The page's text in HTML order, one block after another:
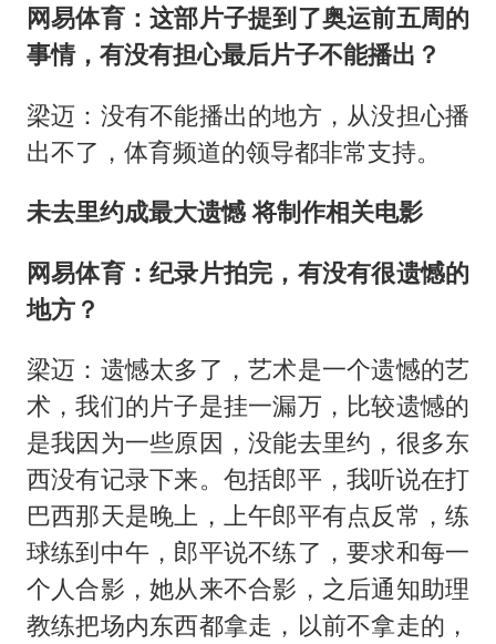
网易体育：这部片子提到了奥运前五周的
事情，有没有担心最后片子不能播出？
梁迈：没有不能播出的地方，从没担心播
出不了，体育频道的领导都非常支持。
未去里约成最大遗憾 将制作相关电影
网易体育：纪录片拍完，有没有很遗憾的
地方？
梁迈：遗憾太多了，艺术是一个遗憾的艺
术，我们的片子是挂一漏万，比较遗憾的
是我因为一些原因，没能去里约，很多东
西没有记录下来。包括郎平，我听说在打
巴西那天是晚上，上午郎平有点反常，练
球练到中午，郎平说不练了，要求和每一
个人合影，她从来不合影，之后通知助理
教练把场内东西都拿走，以前不拿走的，